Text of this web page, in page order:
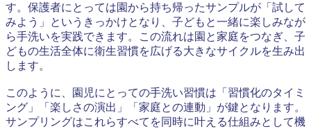
す。保護者にとっては園から持ち帰ったサンプルが「試して
みよう」というきっかけとなり、子どもと一緒に楽しみなが
ら手洗いを実践できます。この流れは園と家庭をつなぎ、子
どもの生活全体に衛生習慣を広げる大きなサイクルを生み出
します。
このように、園児にとっての手洗い習慣は「習慣化のタイミ
ング」「楽しさの演出」「家庭との連動」が鍵となります。
サンプリングはこれらすべてを同時に叶える仕組みとして機